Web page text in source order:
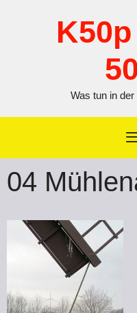
Was tun in
04